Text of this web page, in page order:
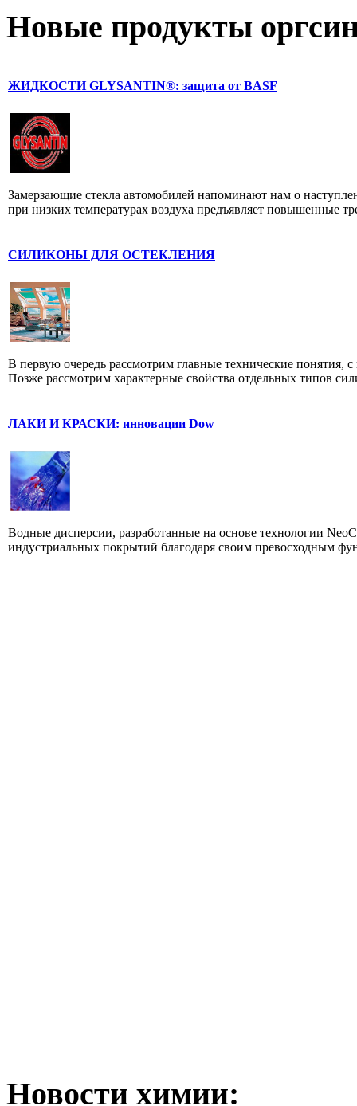
Новые продукты
ЖИДКОСТИ GLYSANTIN®: защита от BASF
Замерзающие стекла автомобилей напоминают нам о
при низких температурах воздуха предъявляет повышенные
СИЛИКОНЫ ДЛЯ ОСТЕКЛЕНИЯ
В первую очередь рассмотрим главные технические понятия,
Позже рассмотрим характерные свойства отдельных типов
ЛАКИ И КРАСКИ: инновации Dow
Водные дисперсии, разработанные на основе технологии
индустриальных покрытий благодаря своим превосходным
Новости химии: